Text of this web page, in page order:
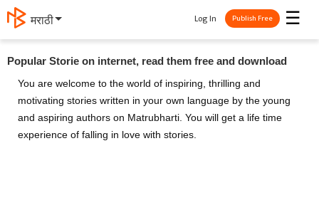
தமிழ் ☰
Log In Publish Free
Popular Storie on internet, read them free and download
You are welcome to the world of inspiring, thrilling and
motivating stories written in your own language by the young
and aspiring authors on Matrubharti. You will get a life time
experience of falling in love with stories.